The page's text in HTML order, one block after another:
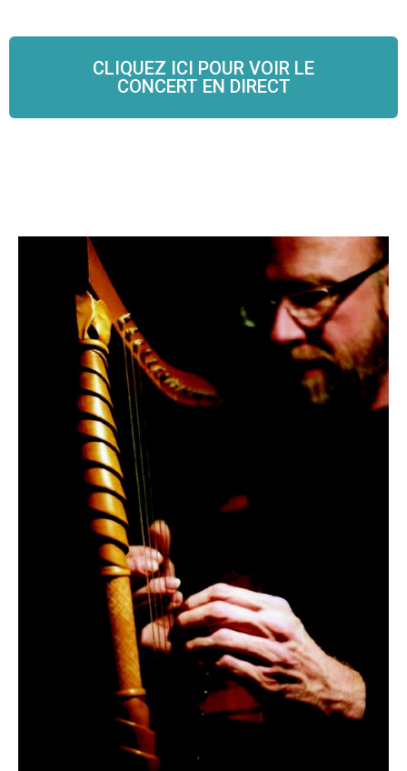
CLIQUEZ ICI POUR VOIR LE
CONCERT EN DIRECT